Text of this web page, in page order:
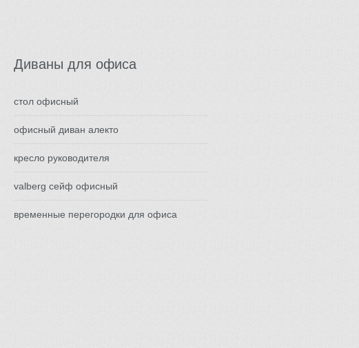
Диваны для офиса
стол офисный
офисный диван алекто
кресло руководителя
valberg сейф офисный
временные перегородки для офиса